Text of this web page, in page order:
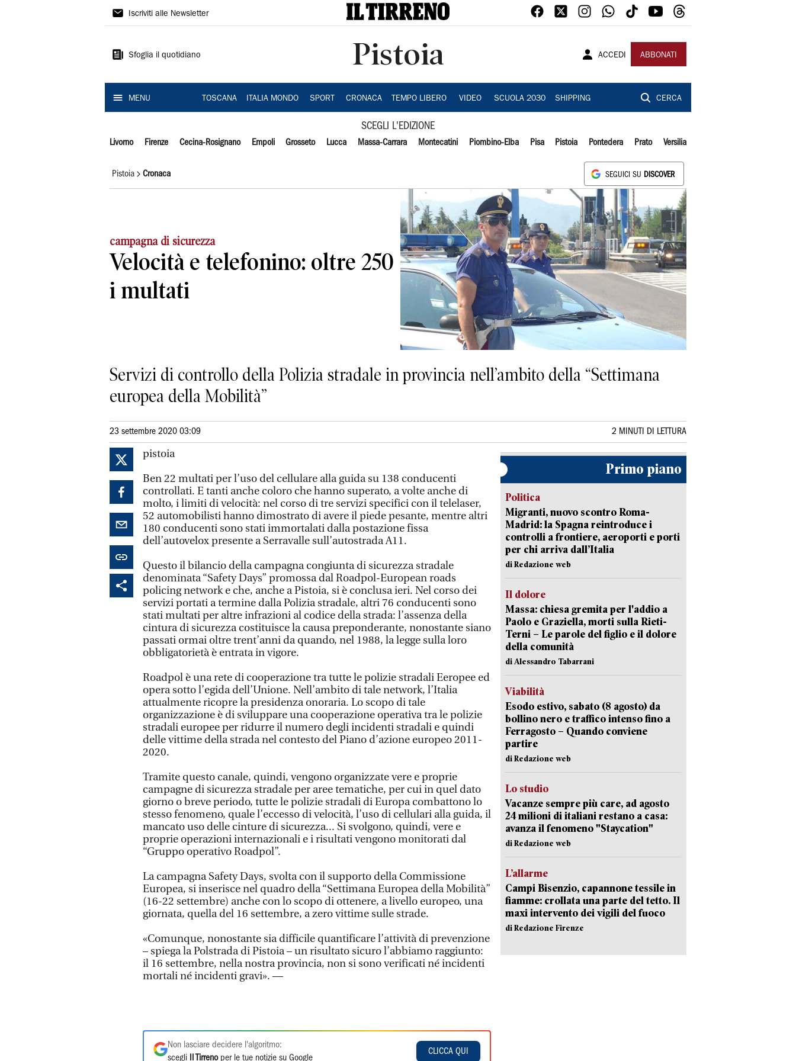
Il
Iscriviti alle Newsletter
Sfoglia il quotidiano Pistoia ACCEDI ABBONATI
MENU TOSCANA ITALIA MONDO SPORT CRONACA TEMPO LIBERO VIDEO SCUOLA 2030 SHIPPING CERCA
SCEGLI L'EDIZIONE
Livorno Firenze Cecina-Rosignano Empoli Grosseto Lucca Massa-Carrara Montecatini Piombino-Elba Pisa Pistoia Pontedera Prato Versilia
Pistoia Cronaca SEGUICI SU DISCOVER
campagna di sicurezza
Velocità e telefonino: oltre 250
i multati
Servizi di controllo della Polizia stradale in provincia nell’ambito della “Settimana
europea della Mobilità”
23 settembre 2020 03:09 2 MINUTI DI LETTURA
pistoia
Ben 22 multati per l’uso del cellulare alla guida su 138 conducenti
controllati. E tanti anche coloro che hanno superato, a volte anche di
molto, i limiti di velocità: nel corso di tre servizi specifici con il telelaser,
52 automobilisti hanno dimostrato di avere il piede pesante, mentre altri
180 conducenti sono stati immortalati dalla postazione fissa
dell’autovelox presente a Serravalle sull’autostrada A11.
Questo il bilancio della campagna congiunta di sicurezza stradale
denominata “Safety Days” promossa dal Roadpol-European roads
policing network e che, anche a Pistoia, si è conclusa ieri. Nel corso dei
servizi portati a termine dalla Polizia stradale, altri 76 conducenti sono
stati multati per altre infrazioni al codice della strada: l’assenza della
cintura di sicurezza costituisce la causa preponderante, nonostante siano
passati ormai oltre trent’anni da quando, nel 1988, la legge sulla loro
obbligatorietà è entrata in vigore.
Roadpol è una rete di cooperazione tra tutte le polizie stradali Eeropee ed
opera sotto l’egida dell’Unione. Nell’ambito di tale network, l’Italia
attualmente ricopre la presidenza onoraria. Lo scopo di tale
organizzazione è di sviluppare una cooperazione operativa tra le polizie
stradali europee per ridurre il numero degli incidenti stradali e quindi
delle vittime della strada nel contesto del Piano d’azione europeo 2011-
2020.
Tramite questo canale, quindi, vengono organizzate vere e proprie
campagne di sicurezza stradale per aree tematiche, per cui in quel dato
giorno o breve periodo, tutte le polizie stradali di Europa combattono lo
stesso fenomeno, quale l’eccesso di velocità, l’uso di cellulari alla guida, il
mancato uso delle cinture di sicurezza... Si svolgono, quindi, vere e
proprie operazioni internazionali e i risultati vengono monitorati dal
“Gruppo operativo Roadpol”.
La campagna Safety Days, svolta con il supporto della Commissione
Europea, si inserisce nel quadro della “Settimana Europea della Mobilità”
(16-22 settembre) anche con lo scopo di ottenere, a livello europeo, una
giornata, quella del 16 settembre, a zero vittime sulle strade.
«Comunque, nonostante sia difficile quantificare l’attività di prevenzione
– spiega la Polstrada di Pistoia – un risultato sicuro l’abbiamo raggiunto:
il 16 settembre, nella nostra provincia, non si sono verificati né incidenti
mortali né incidenti gravi». —
Non lasciare decidere l'algoritmo:
scegli
Il Tirrenoper le tue notizie su Google
CLICCA QUI
Primo piano
Politica
Migranti, nuovo scontro Roma-
Madrid: la Spagna reintroduce i
controlli a frontiere, aeroporti e porti
per chi arriva dall’Italia
di Redazione web
Il dolore
Massa: chiesa gremita per l'addio a
Paolo e Graziella, morti sulla Rieti-
Terni – Le parole del figlio e il dolore
della comunità
di Alessandro Tabarrani
Viabilità
Esodo estivo, sabato (8 agosto) da
bollino nero e traffico intenso fino a
Ferragosto – Quando conviene
partire
di Redazione web
Lo studio
Vacanze sempre più care, ad agosto
24 milioni di italiani restano a casa:
avanza il fenomeno "Staycation"
di Redazione web
L’allarme
Campi Bisenzio, capannone tessile in
fiamme: crollata una parte del tetto. Il
maxi intervento dei vigili del fuoco
di Redazione Firenze